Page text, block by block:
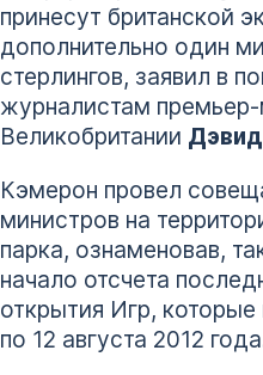
принесут британской
дополнительно один
стерлингов, заявил в
журналистам
Великобритании
Кэмерон провел
министров на
парка, ознаменовав,
начало отсчета
открытия Игр,
по 12 августа 2012